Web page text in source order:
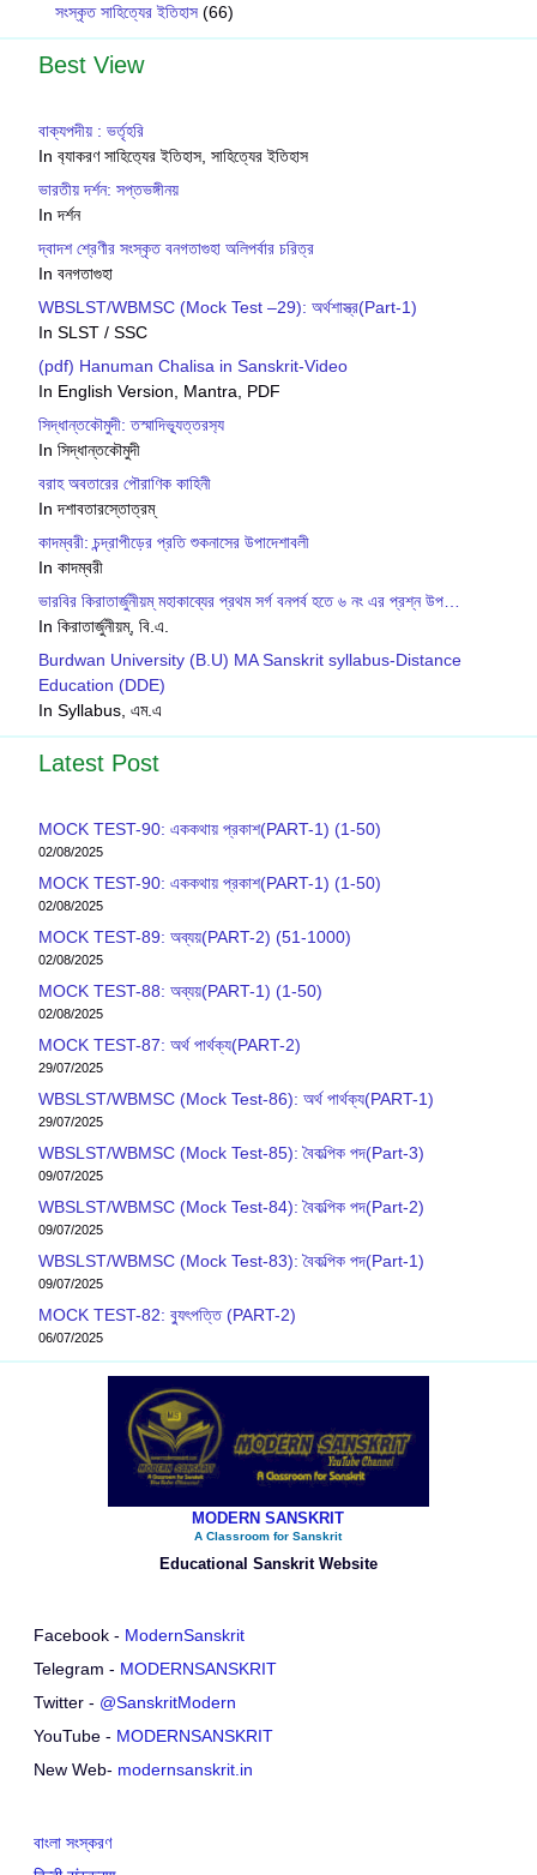
সংস্কৃত সাহিত্যের ইতিহাস (66)
Best View
বাক্যপদীয় : ভর্তৃহরি
In ব‍্যাকরণ সাহিত‍্যের ইতিহাস, সাহিত্যের ইতিহাস
ভারতীয় দর্শন: সপ্তভঙ্গীনয়
In দর্শন
দ্বাদশ শ্রেণীর সংস্কৃত বনগতাগুহা অলিপর্বার চরিত্র
In বনগতাগুহা
WBSLST/WBMSC (Mock Test –29): অর্থশাস্ত্র(Part-1)
In SLST / SSC
(pdf) Hanuman Chalisa in Sanskrit-Video
In English Version, Mantra, PDF
সিদ্ধান্তকৌমুদী: তস্মাদিভ‍্যূত্তরস‍্য
In সিদ্ধান্তকৌমুদী
বরাহ অবতারের পৌরাণিক কাহিনী
In দশাবতারস্তোত্রম্
কাদম্বরী: চন্দ্রাপীড়ের প্রতি শুকনাসের উপাদেশাবলী
In কাদম্বরী
ভারবির কিরাতার্জুনীয়ম্ মহাকাব্যের প্রথম সর্গ বনপর্ব হতে ৬ নং এর প্রশ্ন উপ…
In কিরাতার্জুনীয়ম্, বি.এ.
Burdwan University (B.U) MA Sanskrit syllabus-Distance
Education (DDE)
In Syllabus, এম.এ
Latest Post
MOCK TEST-90: এককথায় প্রকাশ(PART-1) (1-50)
02/08/2025
MOCK TEST-90: এককথায় প্রকাশ(PART-1) (1-50)
02/08/2025
MOCK TEST-89: অব্যয়(PART-2) (51-1000)
02/08/2025
MOCK TEST-88: অব্যয়(PART-1) (1-50)
02/08/2025
MOCK TEST-87: অর্থ পার্থক্য(PART-2)
29/07/2025
WBSLST/WBMSC (Mock Test-86): অর্থ পার্থক্য(PART-1)
29/07/2025
WBSLST/WBMSC (Mock Test-85): বৈকল্পিক পদ(Part-3)
09/07/2025
WBSLST/WBMSC (Mock Test-84): বৈকল্পিক পদ(Part-2)
09/07/2025
WBSLST/WBMSC (Mock Test-83): বৈকল্পিক পদ(Part-1)
09/07/2025
MOCK TEST-82: ব‍্যুৎপত্তি (PART-2)
06/07/2025
MODERN SANSKRIT
A Classroom for Sanskrit
Educational Sanskrit Website
Facebook - ModernSanskrit
Telegram - MODERNSANSKRIT
Twitter - @SanskritModern
YouTube - MODERNSANSKRIT
New Web- modernsanskrit.in
বাংলা সংস্করণ